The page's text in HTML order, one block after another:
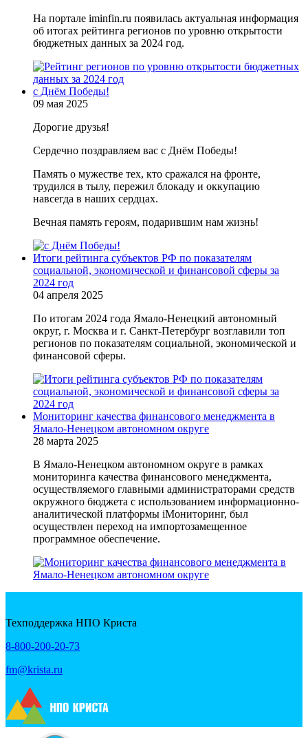
На портале iminfin.ru появилась актуальная информация
об итогах рейтинга регионов по уровню открытости
бюджетных данных за 2024 год.
с Днём Победы!
09 мая 2025
Дорогие друзья!
Сердечно поздравляем вас с Днём Победы!
Память о мужестве тех, кто сражался на фронте,
трудился в тылу, пережил блокаду и оккупацию
навсегда в наших сердцах.
Вечная память героям, подарившим нам жизнь!
Итоги рейтинга субъектов РФ по показателям
социальной, экономической и финансовой сферы за
2024 год
04 апреля 2025
По итогам 2024 года Ямало-Ненецкий автономный
округ, г. Москва и г. Санкт-Петербург возглавили топ
регионов по показателям социальной, экономической и
финансовой сферы.
Мониторинг качества финансового менеджмента в
Ямало-Ненецком автономном округе
28 марта 2025
В Ямало-Ненецком автономном округе в рамках
мониторинга качества финансового менеджмента,
осуществляемого главными администраторами средств
окружного бюджета с использованием информационно-
аналитической платформы iМониторинг, был
осуществлен переход на импортозамещенное
программное обеспечение.
Техподдержка НПО Криста
8-800-200-20-73
fm@krista.ru